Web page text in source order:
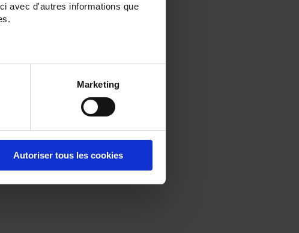
avec d'autres informations que
Marketing
Autoriser tous les cookies